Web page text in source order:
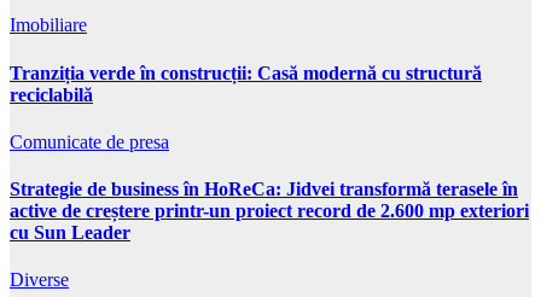
Imobiliare
Tranziția verde în construcții: Casă modernă cu structură
reciclabilă
Comunicate de presa
Strategie de business în HoReCa: Jidvei transformă terasele în
active de creștere printr-un proiect record de 2.600 mp exteriori
cu Sun Leader
Diverse